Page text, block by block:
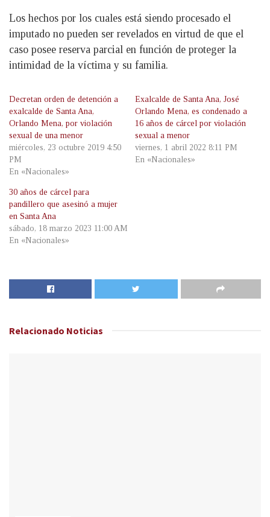
Los hechos por los cuales está siendo procesado el
imputado no pueden ser revelados en virtud de que el
caso posee reserva parcial en función de proteger la
intimidad de la víctima y su familia.
Decretan orden de detención a
exalcalde de Santa Ana,
Orlando Mena, por violación
sexual de una menor
miércoles, 23 octubre 2019 4:50
PM
En «Nacionales»
Exalcalde de Santa Ana, José
Orlando Mena, es condenado a
16 años de cárcel por violación
sexual a menor
viernes, 1 abril 2022 8:11 PM
En «Nacionales»
30 años de cárcel para
pandillero que asesinó a mujer
en Santa Ana
sábado, 18 marzo 2023 11:00 AM
En «Nacionales»
Relacionado Noticias